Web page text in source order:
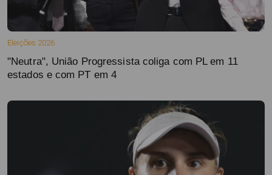
Eleições 2026
"Neutra", União Progressista coliga com PL em 11
estados e com PT em 4